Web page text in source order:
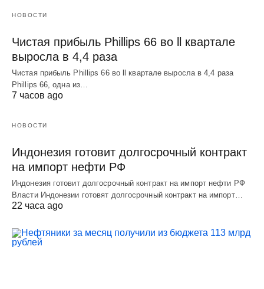
НОВОСТИ
Чистая прибыль Phillips 66 во ll квартале
выросла в 4,4 раза
Чистая прибыль Phillips 66 во ll квартале выросла в 4,4 раза
Phillips 66, одна из…
7 часов ago
НОВОСТИ
Индонезия готовит долгосрочный контракт
на импорт нефти РФ
Индонезия готовит долгосрочный контракт на импорт нефти РФ
Власти Индонезии готовят долгосрочный контракт на импорт…
22 часа ago